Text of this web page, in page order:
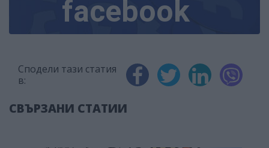
facebook
Сподели тази статия
в:
СВЪРЗАНИ СТАТИИ